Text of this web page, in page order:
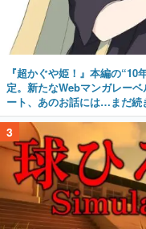
『超かぐや姫！』本編の
定。新たなWebマンガレー
ート、あのお話には…まだ続
3